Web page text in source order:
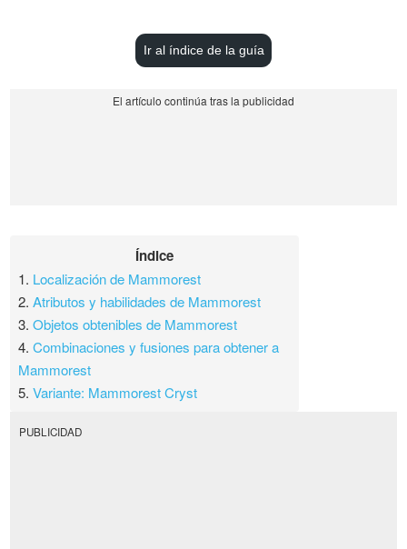
Ir al índice de la guía
Índice
1. Localización de Mammorest
2.Atributos y habilidades de Mammorest
3.Objetos obtenibles de Mammorest
4.Combinaciones y fusiones para obtener a
Mammorest
5.Variante: Mammorest Cryst
PUBLICIDAD